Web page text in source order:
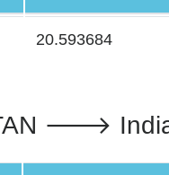
20.593684
🡒 India :